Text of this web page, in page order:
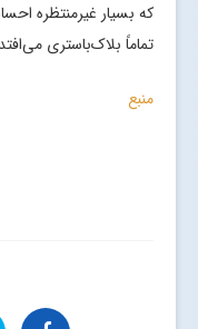
که بسیار غیرمنتظره
تماماً بلاک‌باستری
منبع